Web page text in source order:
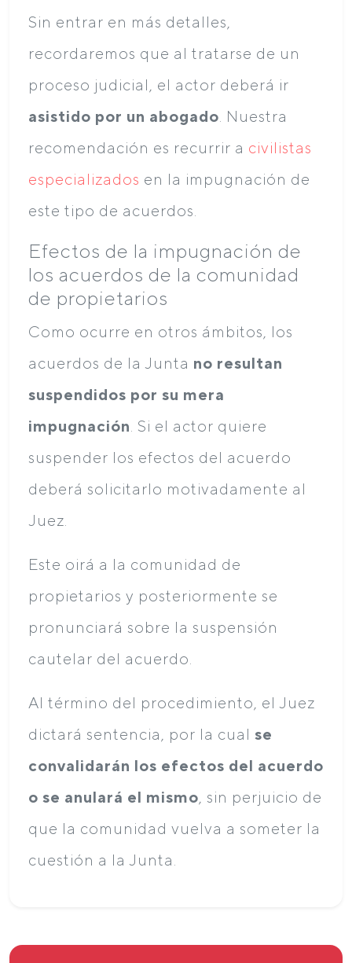
Sin entrar en más detalles,
recordaremos que al tratarse de un
proceso judicial, el actor deberá ir
asistido por un abogado . Nuestra
recomendación es recurrir a civilistas
especializados en la impugnación de
este tipo de acuerdos.
Efectos de la impugnación de
los acuerdos de la comunidad
de propietarios
Como ocurre en otros ámbitos, los
acuerdos de la Junta no resultan
suspendidos por su mera
impugnación . Si el actor quiere
suspender los efectos del acuerdo
deberá solicitarlo motivadamente al
Juez.
Este oirá a la comunidad de
propietarios y posteriormente se
pronunciará sobre la suspensión
cautelar del acuerdo.
Al término del procedimiento, el Juez
dictará sentencia, por la cual se
convalidarán los efectos del acuerdo
o se anulará el mismo , sin perjuicio de
que la comunidad vuelva a someter la
cuestión a la Junta.